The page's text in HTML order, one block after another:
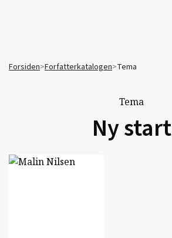
Forsiden>Forfatterkatalogen>Tema
Tema
Ny start